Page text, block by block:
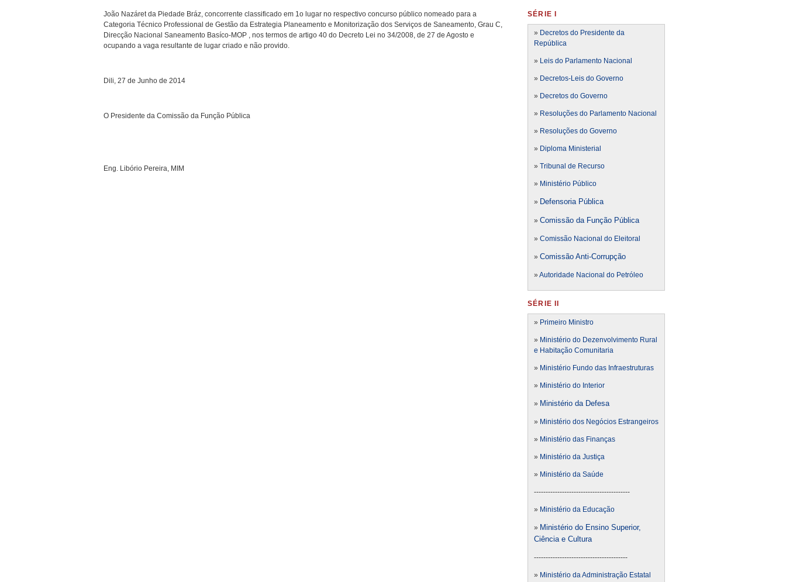
João Nazáret da Piedade Bráz, concorrente classificado em 1o lugar no respectivo concurso público nomeado para a
Categoria Técnico Professional de Gestão da Estrategia Planeamento e Monitorização dos Serviços de Saneamento, Grau C,
Direcção Nacional Saneamento Basíco-MOP , nos termos de artigo 40 do Decreto Lei no 34/2008, de 27 de Agosto e
ocupando a vaga resultante de lugar criado e não provido.
Dili, 27 de Junho de 2014
O Presidente da Comissão da Função Pública
Eng. Libório Pereira, MIM
SÉRIE I
» Decretos do Presidente da
República
» Leis do Parlamento Nacional
» Decretos-Leis do Governo
» Decretos do Governo
» Resoluções do Parlamento Nacional
» Resoluções do Governo
» Diploma Ministerial
» Tribunal de Recurso
» Ministério Público
» Defensoria Pública
» Comissão da Função Pública
» Comissão Nacional do Eleitoral
» Comissão Anti-Corrupção
» Autoridade Nacional do Petróleo
SÉRIE II
» Primeiro Ministro
» Ministério do Dezenvolvimento Rural
e Habitação Comunitaria
» Ministério Fundo das Infraestruturas
» Ministério do Interior
» Ministério da Defesa
» Ministério dos Negócios Estrangeiros
» Ministério das Finanças
» Ministério da Justiça
» Ministério da Saúde
-----------------------------------------
» Ministério da Educação
» Ministério do Ensino Superior,
Ciência e Cultura
----------------------------------------
» Ministério da Administração Estatal